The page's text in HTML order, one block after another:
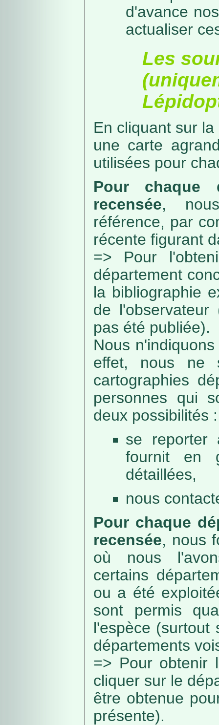
d'avance
actualiser
Les
En cliquant sur
une carte
utilisées pour
Pour chaque
recensée,
référence, par
récente figurant
=> Pour
département
la bibliographie
de
pas été publiée).
Nous
effet, nous ne
cartographies
personnes qui
deux possibilités :
se reporter
fournit en
détaillées,
nous
Pour chaque
recensée, nous
où nous
certains
ou a été
sont permis
l'espèce (surtout
départements
=> Pour obtenir
cliquer sur le
être obtenue
présente).